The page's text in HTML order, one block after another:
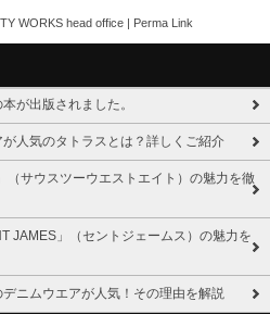
WORKS head office | Perma Link
が出版されました。
人気のタトラスとは？詳しくご紹介
サウスツーウエストエイト）の魅力を徹
JAMES」（セントジェームス）の魅力を
ニムウエアが人気！その理由を解説